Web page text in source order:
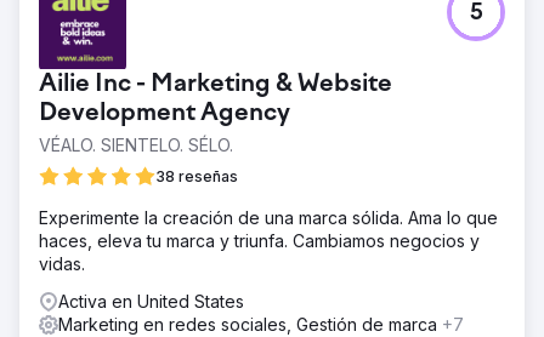
Ailie Inc - Marketing & Website
Development Agency
VÉALO. SIENTELO. SÉLO.
38 reseñas
5
Experimente la creación de una marca sólida. Ama lo que
haces, eleva tu marca y triunfa. Cambiamos negocios y
vidas.
Activa en United States
Marketing en redes sociales, Gestión de marca +7